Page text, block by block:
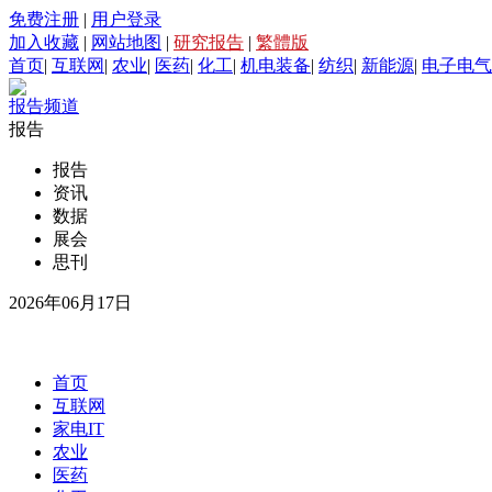
免费注册 | 用户登录
加入收藏 | 网站地图 | 研究报告 | 繁體版
首页| 互联网 | 农业| 医药| 化工| 机电装备| 纺织| 新能源| 电子电气
报告频道
报告
报告
资讯
数据
展会
思刊
2026年06月17日
首页
互联网
家电IT
农业
医药